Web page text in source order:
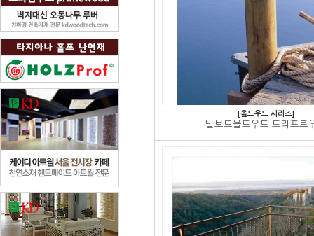
[올드우드 시리즈]
밀보드올드우드 드리프트